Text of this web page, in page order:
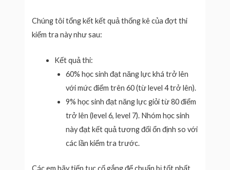
Chúng tôi tổng kết kết quả thống kê của đợt thi
kiểm tra này như sau:
Kết quả thi:
60% học sinh đạt năng lực khá trở lên
với mức điểm trên 60 (từ level 4 trở lên).
9% học sinh đạt năng lực giỏi từ 80 điểm
trở lên (level 6, level 7). Nhóm học sinh
này đạt kết quả tương đối ổn định so với
các lần kiểm tra trước.